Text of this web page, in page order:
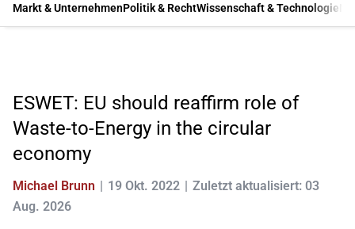
Markt & UnternehmenPolitik & RechtWissenschaft & Technologie
ESWET: EU should reaffirm role of
Waste-to-Energy in the circular
economy
Michael Brunn 19 Okt. 2022
Zuletzt aktualisiert: 03
Aug. 2026